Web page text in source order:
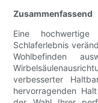
Zusammenfassend
Eine
Schlaferlebnis
Wohlbefinden
verbesserter
hervorragenden